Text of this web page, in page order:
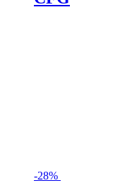
-28%